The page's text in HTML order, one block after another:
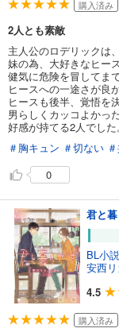
購入済み
2人とも素敵
主人公のロデリックは、
妹の為、大好きなヒー
健気に危険を冒してま
ヒースへの一途さが良
ヒースも後半、覚悟を
男らしくカッコよかっ
好感が持てる2人でした。
＃胸キュン ＃切ない
0
君と
BL小説
安西リ
4.5
購入済み